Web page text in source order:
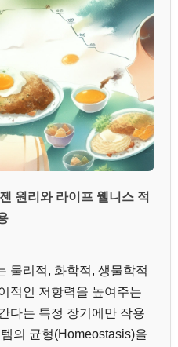
원리와 라이프 웰니스 적
물리적, 화학적, 생물학적
적인 저항력을 높여주는
다는 특정 장기에만 작용
의 균형(Homeostasis)을